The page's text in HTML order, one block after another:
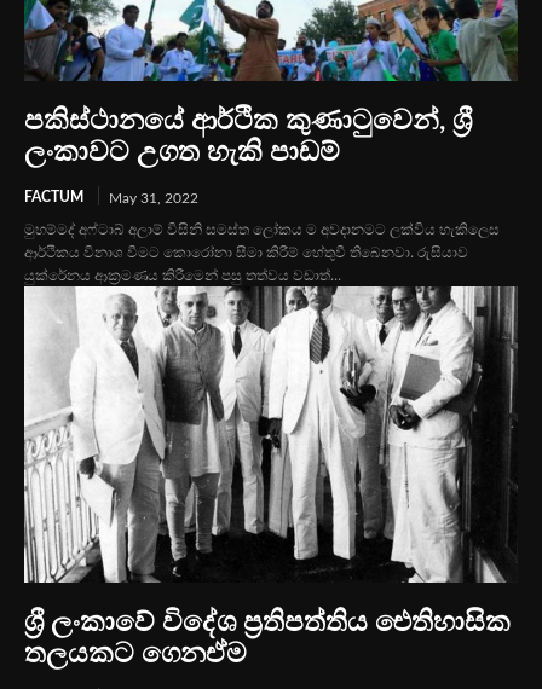
පකිස්ථානයේ ආර්ථික කුණාටුවෙන්, ශ්‍රී
ලංකාවට උගත හැකි පාඩම්
FACTUM May 31, 2022
මුහම්මද් අෆ්ටාබ් අලාම් විසිනි සමස්ත ලෝකය ම අවදානමට ලක්විය හැකිලෙස
ආර්ථිකය විනාශ වීමට කොරෝනා සීමා කිරීම් හේතුවී තිබෙනවා. රුසියාව
යුක්රේනය ආක්‍රමණය කිරීමෙන් පසු තත්වය වඩාත්...
ශ්‍රී ලංකාවේ විදේශ ප්‍රතිපත්තිය ඓතිහාසික
තලයකට ගෙනඒම